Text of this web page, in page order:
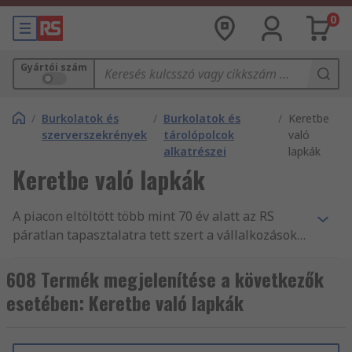
0
Gyártói szám
/ Burkolatok és
szerverszekrények
/ Burkolatok és
tárolópolcok
alkatrészei
/ Keretbe
való
lapkák
Keretbe való lapkák
A piacon eltöltött több mint 70 év alatt az RS
páratlan tapasztalatra tett szert a vállalkozások
tartozékellátásában, mint Tokok, tárolás és
anyagmozgatás forgalmazásában. Világszerte
támogatjuk a mérnököket Keretbe való lapkák és
több mint 160 ország vásárlói számára, akik mind
608 Termék megjelenítése a következők
esetében: Keretbe való lapkák